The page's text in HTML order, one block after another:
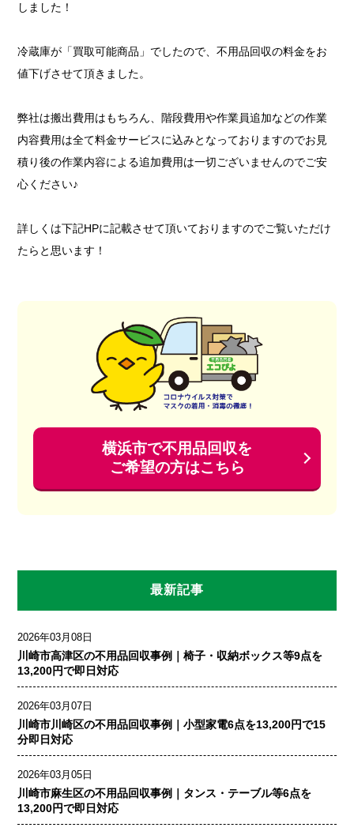
しました！
冷蔵庫が「買取可能商品」でしたので、不用品回収の料金をお
値下げさせて頂きました。
弊社は搬出費用はもちろん、階段費用や作業員追加などの作業
内容費用は全て料金サービスに込みとなっておりますのでお見
積り後の作業内容による追加費用は一切ございませんのでご安
心ください♪
詳しくは下記HPに記載させて頂いておりますのでご覧いただけ
たらと思います！
横浜市で不用品回収を
ご希望の方はこちら
最新記事
2026年03月08日
川崎市高津区の不用品回収事例｜椅子・収納ボックス等9点を
13,200円で即日対応
2026年03月07日
川崎市川崎区の不用品回収事例｜小型家電6点を13,200円で15
分即日対応
2026年03月05日
川崎市麻生区の不用品回収事例｜タンス・テーブル等6点を
13,200円で即日対応